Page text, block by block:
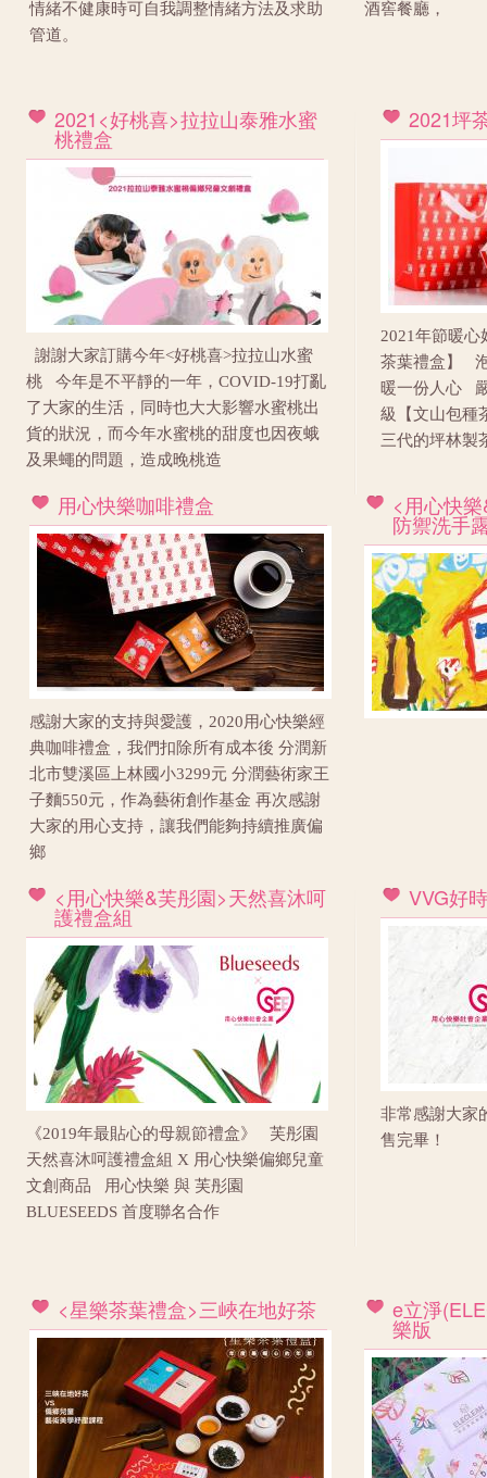
情緒不健康時可自我調整情緒方法及求助
管道。
酒窖餐廳，
2021<好桃喜>拉拉山泰雅水蜜
桃禮盒
謝謝大家訂購今年<好桃喜>拉拉山水蜜
桃 今年是不平靜的一年，COVID-19打亂
了大家的生活，同時也大大影響水蜜桃出
貨的狀況，而今年水蜜桃的甜度也因夜蛾
及果蠅的問題，造成晚桃造
2021坪
2021年節暖
茶葉禮盒】
暖一份人心
級【文山包種
三代的坪林製
用心快樂咖啡禮盒
感謝大家的支持與愛護，2020用心快樂經
典咖啡禮盒，我們扣除所有成本後 分潤新
北市雙溪區上林國小3299元 分潤藝術家王
子麵550元，作為藝術創作基金 再次感謝
大家的用心支持，讓我們能夠持續推廣偏
鄉
<用心快
防禦洗手
<用心快樂&芙彤園>天然喜沐呵
護禮盒組
《2019年最貼心的母親節禮盒》 芙彤園
天然喜沐呵護禮盒組 X 用心快樂偏鄉兒童
文創商品 用心快樂 與 芙彤園
BLUESEEDS 首度聯名合作
VVG好
非常感謝大家
售完畢！
<星樂茶葉禮盒>三峽在地好茶 e立淨
樂版